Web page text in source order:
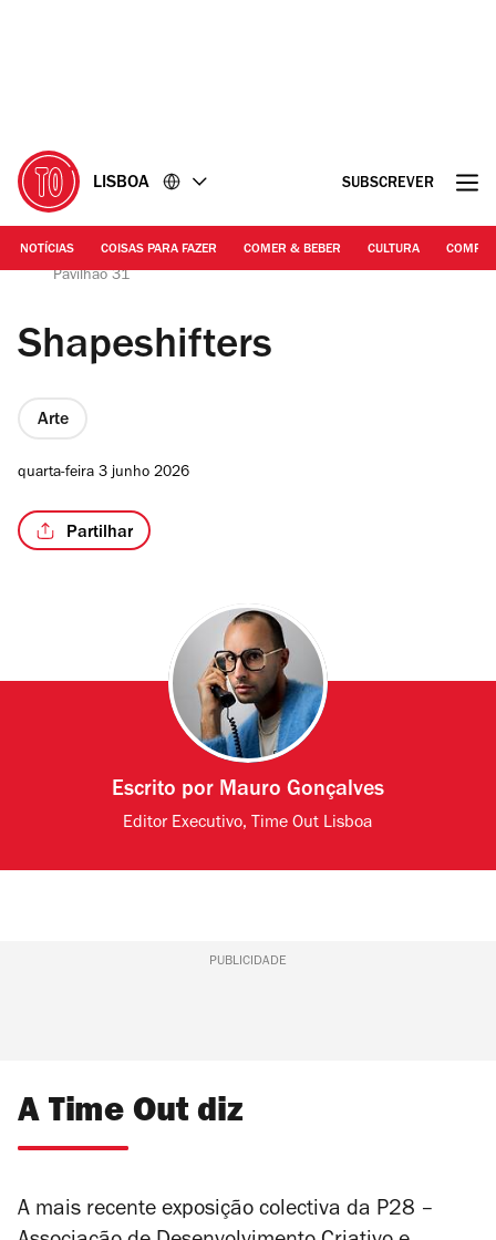
LISBOA SUBSCREVER
NOTÍCIAS COISAS PARA FAZER COMER & BEBER CULTURA
António Azevedo | Obras de Pedro Martins, "Shapeshifters",
Pavilhão 31
Shapeshifters
Arte
quarta-feira 3 junho 2026
Partilhar
Escrito por Mauro Gonçalves
Editor Executivo, Time Out Lisboa
PUBLICIDADE
A Time Out diz
A mais recente exposição colectiva da P28 –